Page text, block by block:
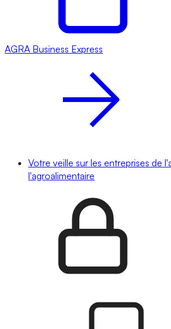
AGRA Business Express
Votre veille sur les entreprises de
l'agroalimentaire